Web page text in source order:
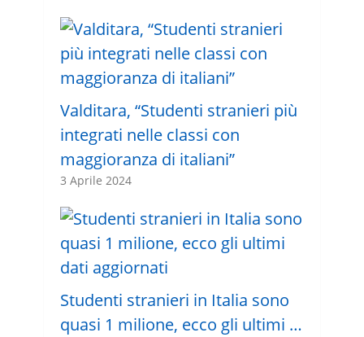
Valditara, “Studenti stranieri più
integrati nelle classi con
maggioranza di italiani”
3 Aprile 2024
Studenti stranieri in Italia sono
quasi 1 milione, ecco gli ultimi …